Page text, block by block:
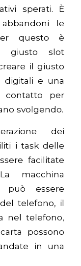
sperati. È
le
questo è
giusto slot
il giusto
digitali e una
contatto per
svolgendo.
dei
i task delle
facilitate
macchina
essere
telefono, il
nel telefono,
possono
in una